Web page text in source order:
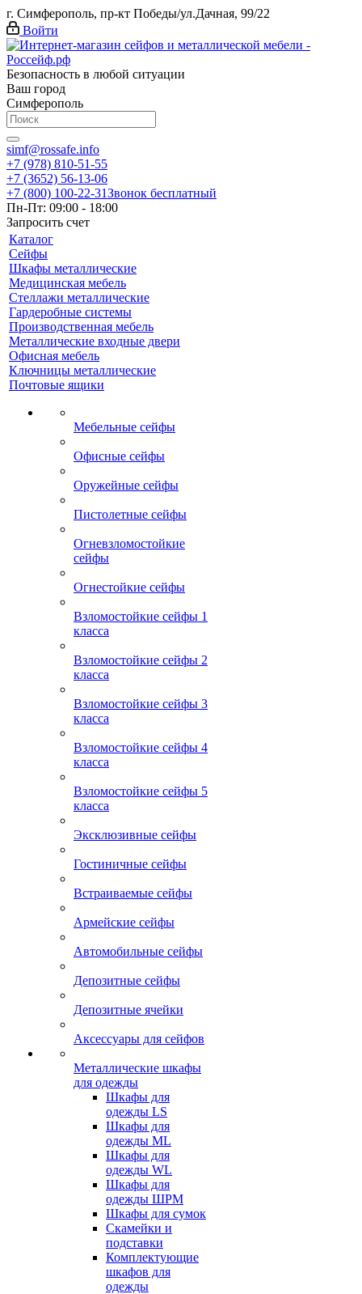
г. Симферополь, пр-кт Победы/ул.Дачная, 99/22
Войти
Безопасность в любой ситуации
Ваш город
Симферополь
simf@rossafe.info
+7 (978) 810-51-55
+7 (3652) 56-13-06
+7 (800) 100-22-31Звонок бесплатный
Пн-Пт: 09:00 - 18:00
Запросить счет
Каталог
Сейфы
Шкафы металлические
Медицинская мебель
Стеллажи металлические
Гардеробные системы
Производственная мебель
Металлические входные двери
Офисная мебель
Ключницы металлические
Почтовые ящики
Мебельные сейфы
Офисные сейфы
Оружейные сейфы
Пистолетные сейфы
Огневзломостойкие
сейфы
Огнестойкие сейфы
Взломостойкие сейфы 1
класса
Взломостойкие сейфы 2
класса
Взломостойкие сейфы 3
класса
Взломостойкие сейфы 4
класса
Взломостойкие сейфы 5
класса
Эксклюзивные сейфы
Гостиничные сейфы
Встраиваемые сейфы
Армейские сейфы
Автомобильные сейфы
Депозитные сейфы
Депозитные ячейки
Аксессуары для сейфов
Металлические шкафы
для одежды
Шкафы для
одежды LS
Шкафы для
одежды ML
Шкафы для
одежды WL
Шкафы для
одежды ШРМ
Шкафы для сумок
Скамейки и
подставки
Комплектующие
шкафов для
одежды